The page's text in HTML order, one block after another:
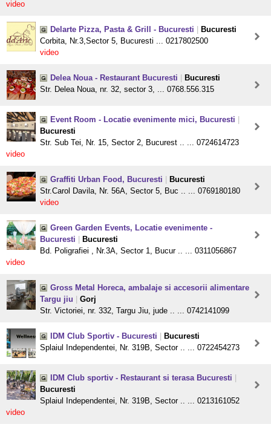
video
Delarte Pizza, Pasta & Grill - Bucuresti
Bucuresti
Corbita, Nr.3,Sector 5, Bucuresti ... 0217802500
video
Delea Noua - Restaurant Bucuresti
Bucuresti
Str. Delea Noua, nr. 32, sector 3, ... 0768.556.315
Event Room - Locatie evenimente mici, Bucuresti
Bucuresti
Str. Sub Tei, Nr. 15, Sector 2, Bucurest .. ... 0724614723
video
Graffiti Urban Food, Bucuresti
Bucuresti
Str.Carol Davila, Nr. 56A, Sector 5, Buc .. ... 0769180180
video
Green Garden Events, Locatie evenimente -
Bucuresti
Bucuresti
Bd. Poligrafiei , Nr.3A, Sector 1, Bucur .. ... 0311056867
video
Gross Metal Horeca, ambalaje si accesorii alimentare
Targu jiu
Gorj
Str. Victoriei, nr. 332, Targu Jiu, jude .. ... 0742141099
IDM Club Sportiv - Bucuresti
Bucuresti
Splaiul Independentei, Nr. 319B, Sector .. ... 0722454273
IDM Club sportiv - Restaurant si terasa Bucuresti
Bucuresti
Splaiul Independentei, Nr. 319B, Sector .. ... 0213161052
video